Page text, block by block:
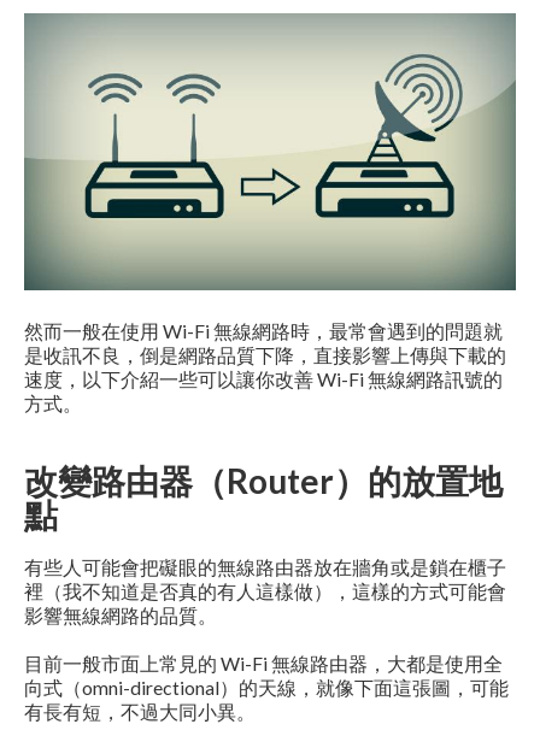
然而一般在使用 Wi-Fi 無線網路時，最常會遇到的問題就
是收訊不良，倒是網路品質下降，直接影響上傳與下載的
速度，以下介紹一些可以讓你改善 Wi-Fi 無線網路訊號的
方式。
改變路由器（Router）的放置地
點
有些人可能會把礙眼的無線路由器放在牆角或是鎖在櫃子
裡（我不知道是否真的有人這樣做），這樣的方式可能會
影響無線網路的品質。
目前一般市面上常見的 Wi-Fi 無線路由器，大都是使用全
向式（omni-directional）的天線，就像下面這張圖，可能
有長有短，不過大同小異。